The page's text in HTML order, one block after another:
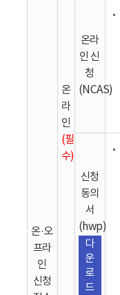
온·오
프라
인
신청
온
라
인
(필
수)
온라
인 신
청
(NCAS)
신청
동의
서
(hwp)
다
운
로
드